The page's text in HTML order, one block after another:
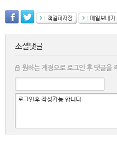
소셜댓글
원하는 계정으로 로그인 후 댓글을